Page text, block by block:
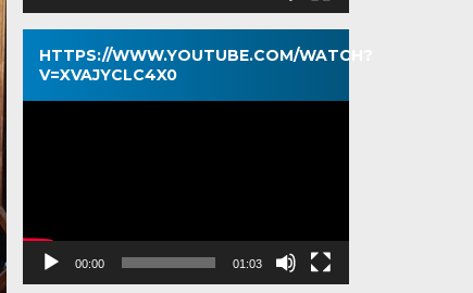
HTTPS://WWW.YOUTUBE.COM/WATCH?
V=XVAJYCLC4X0
Pemutar
00:00 01:03